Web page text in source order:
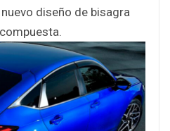
diseño de bisagra